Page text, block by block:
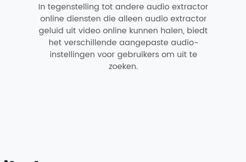
In tegenstelling tot andere audio extractor
online diensten die alleen audio extractor
geluid uit video online kunnen halen, biedt
het verschillende aangepaste audio-
instellingen voor gebruikers om uit te
zoeken.